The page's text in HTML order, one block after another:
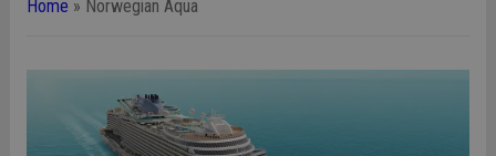
Home » Norwegian Aqua